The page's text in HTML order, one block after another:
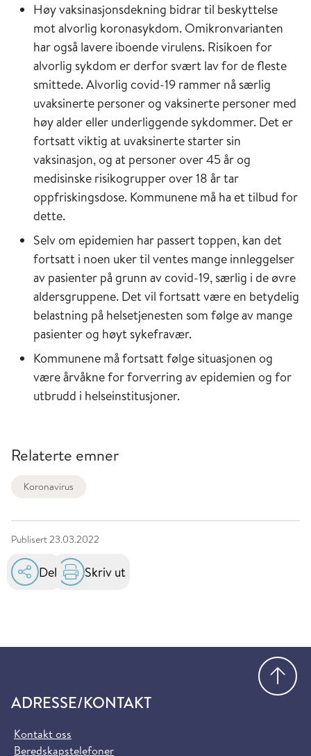
Høy vaksinasjonsdekning bidrar til beskyttelse
mot alvorlig koronasykdom. Omikronvarianten
har også lavere iboende virulens. Risikoen for
alvorlig sykdom er derfor svært lav for de fleste
smittede. Alvorlig covid-19 rammer nå særlig
uvaksinerte personer og vaksinerte personer med
høy alder eller underliggende sykdommer. Det er
fortsatt viktig at uvaksinerte starter sin
vaksinasjon, og at personer over 45 år og
medisinske risikogrupper over 18 år tar
oppfriskingsdose. Kommunene må ha et tilbud for
dette.
Selv om epidemien har passert toppen, kan det
fortsatt i noen uker til ventes mange innleggelser
av pasienter på grunn av covid-19, særlig i de øvre
aldersgruppene. Det vil fortsatt være en betydelig
belastning på helsetjenesten som følge av mange
pasienter og høyt sykefravær.
Kommunene må fortsatt følge situasjonen og
være årvåkne for forverring av epidemien og for
utbrudd i helseinstitusjoner.
Relaterte emner
Koronavirus
Publisert23.03.2022
Del Skriv ut
ADRESSE/KONTAKT
Kontakt oss
Beredskapstelefoner